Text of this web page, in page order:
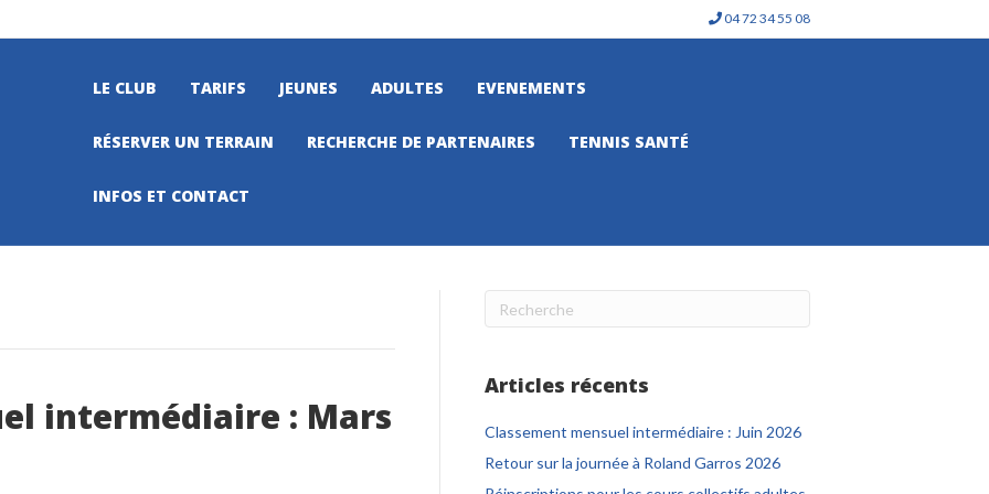
04 72 34 55 08
LE CLUB TARIFS JEUNES ADULTES EVENEMENTS
RÉSERVER UN TERRAIN RECHERCHE DE PARTENAIRES TENNIS SANTÉ
INFOS ET CONTACT
intermédiaire : Mars
Articles récents
Classement mensuel intermédiaire : Juin 2026
Retour sur la journée à Roland Garros 2026